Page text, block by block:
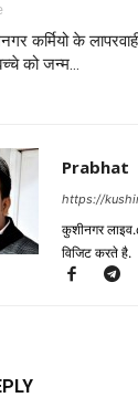
कर्मियो के
को जन्म…
Prabhat
https://
कुशीनगर
विजिट करते है.